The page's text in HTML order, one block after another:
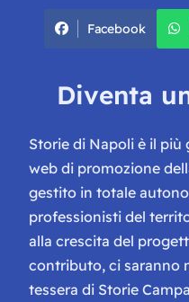
Facebook
Diventa
Storie di Napoli è il
web di promozione
gestito in totale
professionisti del
alla crescita del
contributo, ci saranno
tessera di Storie